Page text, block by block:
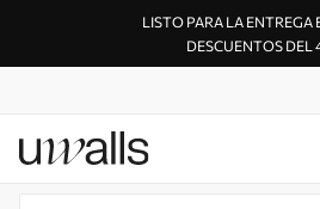
LISTO PARA LA ENTREGA
DESCUENTOS DEL